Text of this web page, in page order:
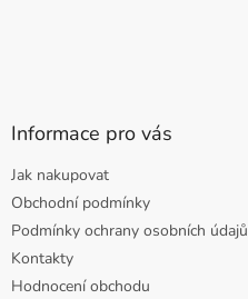
Informace pro vás
Jak nakupovat
Obchodní podmínky
Podmínky ochrany osobních údajů
Kontakty
Hodnocení obchodu